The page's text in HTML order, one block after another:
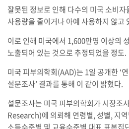
잘못된 정보로 인해 다수의 미국 소비
사용량을 줄이거나 아예 사용하지 않고
이로 인해 미국에서 1,600만명 이상의
노출되어 있는 것으로 추정되었을 정도.
미국 피부의학회(AAD)는 1일 공개한 ‘
설문조사’ 결과를 통해 이 같이 밝혔다.
설문조사는 미국 피부의학회가 시장조
Research)에 의뢰해 연령별, 성별, 지